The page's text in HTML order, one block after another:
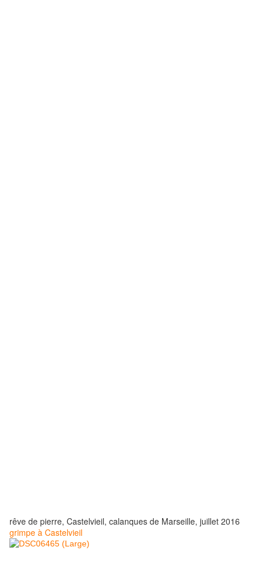
rêve de pierre, Castelvieil, calanques de Marseille, juillet 2016
grimpe à Castelvieil